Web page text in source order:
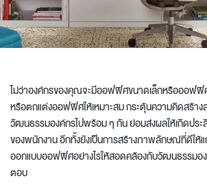
ไม่ว่าองค์กรของคุณจะมีออฟฟิศขนาดเล็กหรือออฟ
หรือตกแต่งออฟฟิศให้เหมาะสม กระตุ้นความคิดสร้า
วัฒนธรรมองค์กรไปพร้อม ๆ กัน ย่อมส่งผลให้เกิดปร
ของพนักงาน อีกทั้งยังเป็นการสร้างภาพลักษณ์ที่ดีให้แ
ออกแบบออฟฟิศอย่างไรให้สอดคล้องกับวัฒนธรรมอ
ตอบ